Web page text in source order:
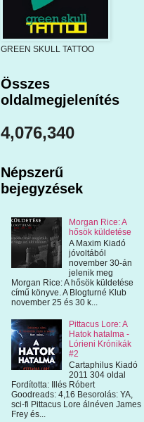
GREEN SKULL TATTOO
Összes
oldalmegjelenítés
4,076,340
Népszerű
bejegyzések
Morgan Rice: A
hősök küldetése
A Maxim Kiadó
jóvoltából
november 30-án
jelenik meg
Morgan Rice: A hősök küldetése
című könyve. A Blogturné Klub
november 25 és 30 k...
Pittacus Lore: A
Hatok hatalma -
Lórieni Krónikák
#2
Cartaphilus Kiadó
2011 304 oldal
Fordította: Illés Róbert
Goodreads: 4,16 Besorolás: YA,
sci-fi Pittacus Lore álnéven James
Frey és...